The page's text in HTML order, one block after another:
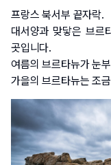
프랑스 북서부 끝자락.
대서양과 맞닿은 브르
곳입니다.
여름의 브르타뉴가 눈
가을의 브르타뉴는 조